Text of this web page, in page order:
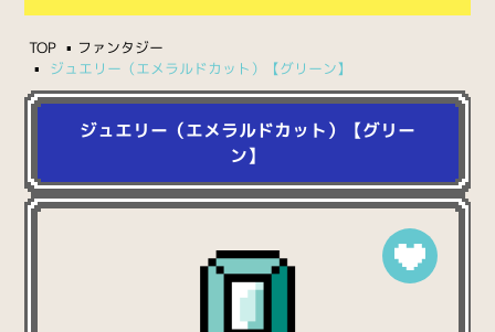
TOP
ファンタジー
ジュエリー（エメラルドカット）【グリーン】
ジュエリー（エメラルドカット）【グリー
ン】